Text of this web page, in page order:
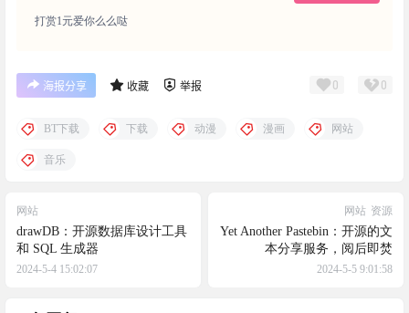
打赏1元爱你么么哒
海报分享 收藏 举报 0 0
BT下载 下载 动漫 漫画 网站
音乐
网站
drawDB：开源数据库设计工具
和 SQL 生成器
2024-5-4 15:02:07
网站 资源
Yet Another Pastebin：开源的文
本分享服务，阅后即焚
2024-5-5 9:01:58